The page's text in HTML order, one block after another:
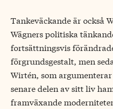
Tankeväckande är också
Wägners politiska
fortsättningsvis
förgrundsgestalt, men
Wirtén, som
senare delen av sitt liv
framväxande